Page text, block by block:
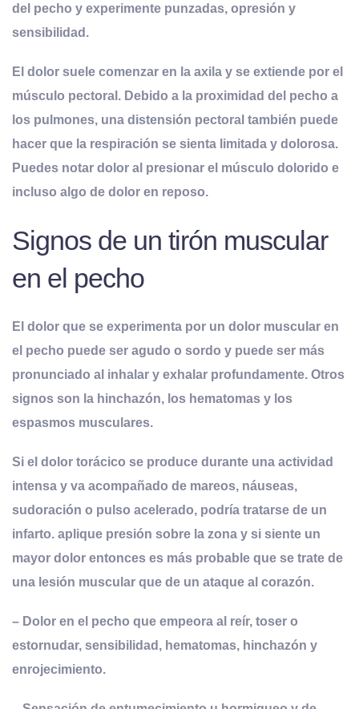
del pecho y experimente punzadas, opresión y
sensibilidad .
El dolor suele comenzar en la axila y se extiende por el
músculo pectoral. Debido a la proximidad del pecho a
los pulmones, una distensión pectoral también puede
hacer que la respiración se sienta limitada y dolorosa.
Puedes notar dolor al presionar el músculo dolorido e
incluso algo de dolor en reposo.
Signos de un tirón muscular
en el pecho
El dolor que se experimenta por un dolor muscular en
el pecho puede ser agudo o sordo y puede ser más
pronunciado al inhalar y exhalar profundamente. Otros
signos son la hinchazón, los hematomas y los
espasmos musculares.
Si el dolor torácico se produce durante una actividad
intensa y va acompañado de mareos, náuseas,
sudoración o pulso acelerado, podría tratarse de un
infarto. aplique presión sobre la zona y si siente un
mayor dolor entonces es más probable que se trate de
una lesión muscular que de un ataque al corazón.
– Dolor en el pecho que empeora al reír, toser o
estornudar, sensibilidad, hematomas, hinchazón y
enrojecimiento.